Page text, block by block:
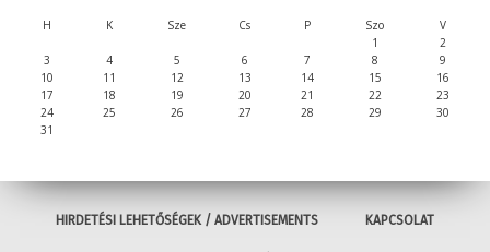
H K Sze Cs P Szo
V
1
2
3
4 5 6 7 8
9
10
11 12 13 14 15
16
17
18 19 20 21 22
23
24
25 26 27 28 29
30
31
HIRDETÉSI LEHETŐSÉGEK / ADVERTISEMENTS KAPCSOLAT